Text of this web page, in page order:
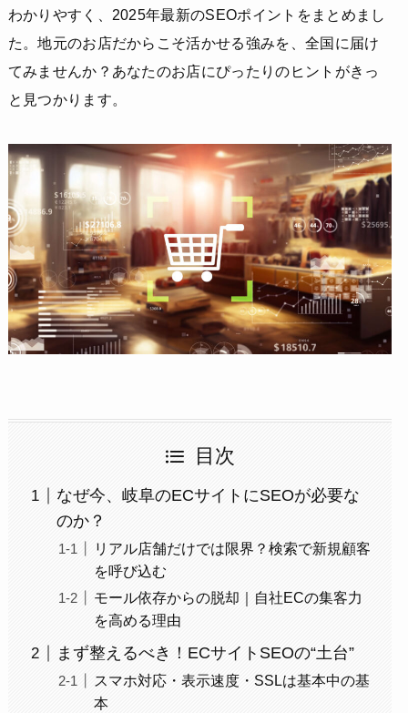
わかりやすく、2025年最新のSEOポイントをまとめまし
た。地元のお店だからこそ活かせる強みを、全国に届け
てみませんか？あなたのお店にぴったりのヒントがきっ
と見つかります。
目次
なぜ今、岐阜のECサイトにSEOが必要な
のか？
リアル店舗だけでは限界？検索で新規顧客
を呼び込む
モール依存からの脱却｜自社ECの集客力
を高める理由
まず整えるべき！ECサイトSEOの“土台”
スマホ対応・表示速度・SSLは基本中の基
本